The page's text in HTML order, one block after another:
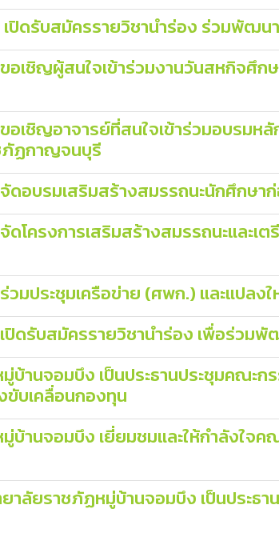
ปิดรับสมัครรายวิชานำร่อง ร่วมพัฒน
เชิญผู้สนใจเข้าร่วมงานวันสหกิจศึก
เชิญอาจารย์ที่สนใจเข้าร่วมอบรมห
ภัฏกาญจนบุรี
อบรมเสริมสร้างสมรรถนะนักศึกษา
โครงการเสริมสร้างสมรรถนะและ
มประชุมเครือข่าย (ศพก.) และแปลง
ดรับสมัครรายวิชานำร่อง เพื่อร่วม
บ้านจอมบึง เป็นประธานประชุมคณะ
บเคลื่อนกองทุน
บ้านจอมบึง เยี่ยมชมและให้กำลังใจ
าลัยราชภัฏหมู่บ้านจอมบึง เป็นประ